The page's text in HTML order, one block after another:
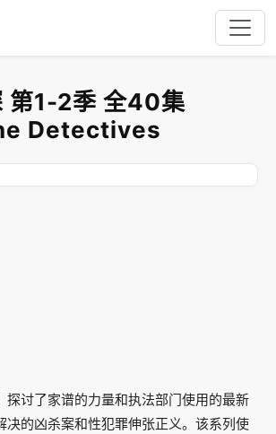
第1-2季 全40集
Detectives
探讨了家谱的力量和执法部门使用的最新
决的凶杀案和性犯罪伸张正义。该系列使